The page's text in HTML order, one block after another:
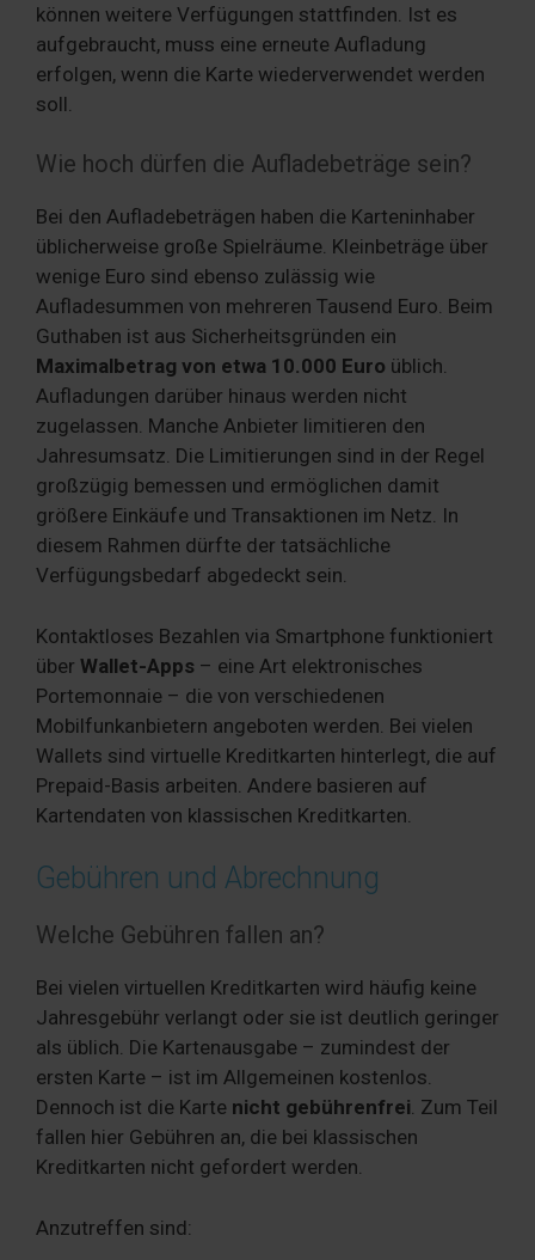
können weitere Verfügungen stattfinden. Ist es
aufgebraucht, muss eine erneute Aufladung
erfolgen, wenn die Karte wiederverwendet werden
soll.
Wie hoch dürfen die Aufladebeträge sein?
Bei den Aufladebeträgen haben die Karteninhaber
üblicherweise große Spielräume. Kleinbeträge über
wenige Euro sind ebenso zulässig wie
Aufladesummen von mehreren Tausend Euro. Beim
Guthaben ist aus Sicherheitsgründen ein
Maximalbetrag von etwa 10.000 Euro üblich.
Aufladungen darüber hinaus werden nicht
zugelassen. Manche Anbieter limitieren den
Jahresumsatz. Die Limitierungen sind in der Regel
großzügig bemessen und ermöglichen damit
größere Einkäufe und Transaktionen im Netz. In
diesem Rahmen dürfte der tatsächliche
Verfügungsbedarf abgedeckt sein.
Kontaktloses Bezahlen via Smartphone funktioniert
über Wallet-Apps – eine Art elektronisches
Portemonnaie – die von verschiedenen
Mobilfunkanbietern angeboten werden. Bei vielen
Wallets sind virtuelle Kreditkarten hinterlegt, die auf
Prepaid-Basis arbeiten. Andere basieren auf
Kartendaten von klassischen Kreditkarten.
Gebühren und Abrechnung
Welche Gebühren fallen an?
Bei vielen virtuellen Kreditkarten wird häufig keine
Jahresgebühr verlangt oder sie ist deutlich geringer
als üblich. Die Kartenausgabe – zumindest der
ersten Karte – ist im Allgemeinen kostenlos.
Dennoch ist die Karte nicht gebührenfrei. Zum Teil
fallen hier Gebühren an, die bei klassischen
Kreditkarten nicht gefordert werden.
Anzutreffen sind: